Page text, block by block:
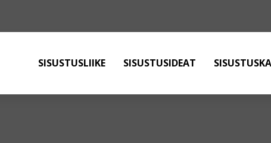
SISUSTUSLIIKE SISUSTUSIDEAT